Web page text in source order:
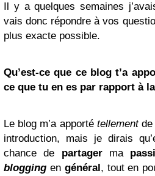
Il y a quelques semaines
vais donc répondre à vos
plus exacte possible.
Qu’est-ce que ce blog t’a
ce que tu en es par rapport à
Le blog m’a apporté tellementde
introduction, mais je dirais
chance de partagerma
blogging en général, tout en